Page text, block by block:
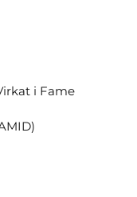
i Fame